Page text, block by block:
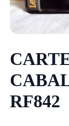
RF842